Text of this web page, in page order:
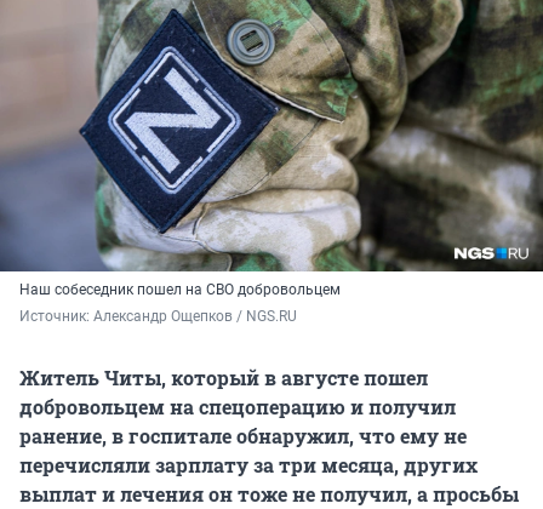
Наш собеседник пошел на СВО добровольцем
Источник: Александр Ощепков / NGS.RU
Житель Читы, который в августе пошел
добровольцем на спецоперацию и получил
ранение, в госпитале обнаружил, что ему не
перечисляли зарплату за три месяца, других
выплат и лечения он тоже не получил, а просьбы